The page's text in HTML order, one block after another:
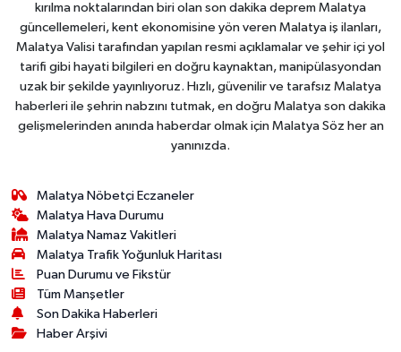
kırılma noktalarından biri olan son dakika deprem Malatya
güncellemeleri, kent ekonomisine yön veren Malatya iş ilanları,
Malatya Valisi tarafından yapılan resmi açıklamalar ve şehir içi yol
tarifi gibi hayati bilgileri en doğru kaynaktan, manipülasyondan
uzak bir şekilde yayınlıyoruz. Hızlı, güvenilir ve tarafsız Malatya
haberleri ile şehrin nabzını tutmak, en doğru Malatya son dakika
gelişmelerinden anında haberdar olmak için Malatya Söz her an
yanınızda.
Malatya Nöbetçi Eczaneler
Malatya Hava Durumu
Malatya Namaz Vakitleri
Malatya Trafik Yoğunluk Haritası
Puan Durumu ve Fikstür
Tüm Manşetler
Son Dakika Haberleri
Haber Arşivi